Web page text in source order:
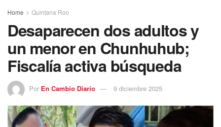
Home Quintana Roo
Desaparecen dos adultos y
un menor en Chunhuhub;
Fiscalía activa búsqueda
Por En Cambio Diario 9 diciembre 2025